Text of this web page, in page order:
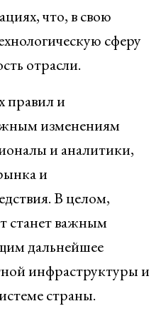
что, в свою
сферу
отрасли.
правил и
изменениям
и аналитики,
и
В целом,
станет важным
дальнейшее
инфраструктуры и
страны.